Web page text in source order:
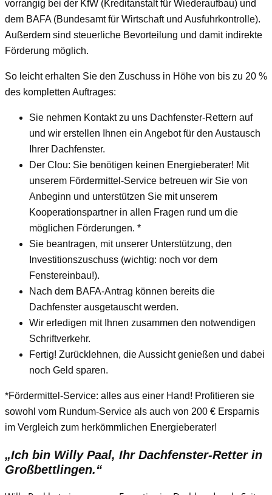
vorrangig bei der KfW (Kreditanstalt für Wiederaufbau) und
dem BAFA (Bundesamt für Wirtschaft und Ausfuhrkontrolle).
Außerdem sind steuerliche Bevorteilung und damit indirekte
Förderung möglich.
So leicht erhalten Sie den Zuschuss in Höhe von bis zu 20 %
des kompletten Auftrages:
Sie nehmen Kontakt zu uns Dachfenster-Rettern auf
und wir erstellen Ihnen ein Angebot für den Austausch
Ihrer Dachfenster.
Der Clou: Sie benötigen keinen Energieberater! Mit
unserem Fördermittel-Service betreuen wir Sie von
Anbeginn und unterstützen Sie mit unserem
Kooperationspartner in allen Fragen rund um die
möglichen Förderungen. *
Sie beantragen, mit unserer Unterstützung, den
Investitionszuschuss (wichtig: noch vor dem
Fenstereinbau!).
Nach dem BAFA-Antrag können bereits die
Dachfenster ausgetauscht werden.
Wir erledigen mit Ihnen zusammen den notwendigen
Schriftverkehr.
Fertig! Zurücklehnen, die Aussicht genießen und dabei
noch Geld sparen.
*Fördermittel-Service: alles aus einer Hand! Profitieren sie
sowohl vom Rundum-Service als auch von 200 € Ersparnis
im Vergleich zum herkömmlichen Energieberater!
„Ich bin Willy Paal, Ihr Dachfenster-Retter in
Großbettlingen.“